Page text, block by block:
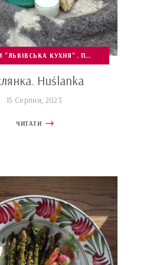
СТРАВИ З ЯРИНИ, БОБОВИХ ТА
"ЛЬВІВСЬКА КУХНЯ" ПЕРЕПИСИ
Huślanka
15 Серпня, 2023
ЧИТАТИ